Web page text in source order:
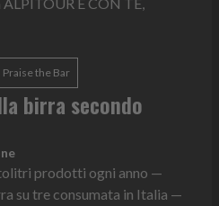
È CON TE,
Praise the Bar
birra secondo
prodotti ogni anno —
su tre consumata in Italia —